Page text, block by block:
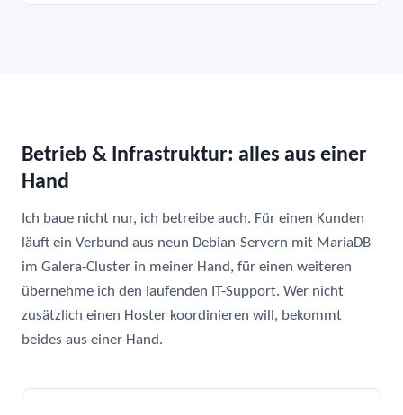
Betrieb & Infrastruktur: alles aus einer
Hand
Ich baue nicht nur, ich betreibe auch. Für einen Kunden
läuft ein Verbund aus neun Debian-Servern mit MariaDB
im Galera-Cluster in meiner Hand, für einen weiteren
übernehme ich den laufenden IT-Support. Wer nicht
zusätzlich einen Hoster koordinieren will, bekommt
beides aus einer Hand.